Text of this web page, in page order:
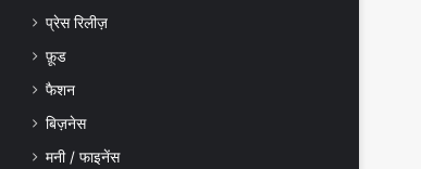
प्रेस रिलीज़
फ़ूड
फैशन
बिज़नेस
मनी / फाइनेंस